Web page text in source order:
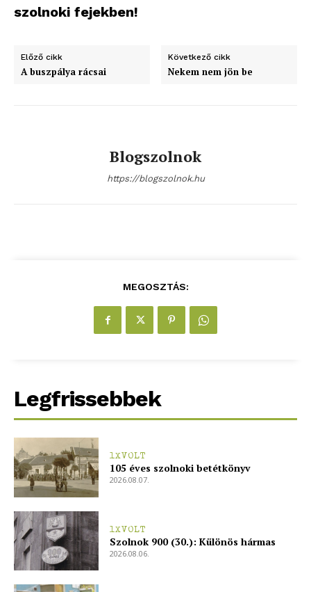
szolnoki fejekben!
Előző cikk
A buszpálya rácsai
Következő cikk
Nekem nem jön be
Blogszolnok
https://blogszolnok.hu
MEGOSZTÁS:
Legfrissebbek
1XVOLT
105 éves szolnoki betétkönyv
2026.08.07.
1XVOLT
Szolnok 900 (30.): Különös hármas
2026.08.06.